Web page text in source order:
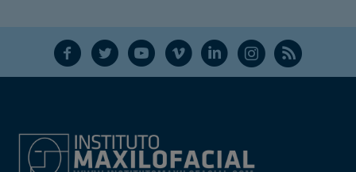
F T Y V L Ñ R